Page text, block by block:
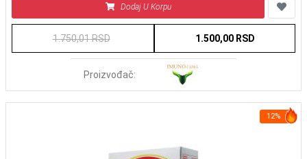
Dodaj U Korpu
1.750,01 RSD 1.500,00 RSD
Proizvođač:
12%